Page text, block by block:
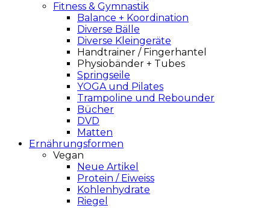
Fitness & Gymnastik
Balance + Koordination
Diverse Bälle
Diverse Kleingeräte
Handtrainer / Fingerhantel
Physiobänder + Tubes
Springseile
YOGA und Pilates
Trampoline und Rebounder
Bücher
DVD
Matten
Ernährungsformen
Vegan
Neue Artikel
Protein / Eiweiss
Kohlenhydrate
Riegel